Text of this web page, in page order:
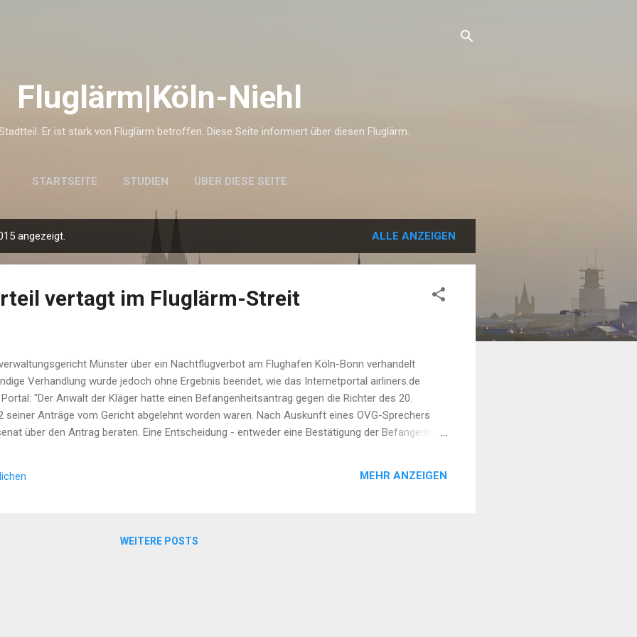
Fluglärm|Köln-Niehl
Er ist stark von Fluglärm betroffen. Diese Seite informiert über diesen Fluglärm.
STARTSEITE STUDIEN ÜBER DIESE SEITE
angezeigt. ALLE ANZEIGEN
vertagt im Fluglärm-Streit
Münster über ein Nachtflugverbot am Flughafen Köln-Bonn verhandelt
Verhandlung wurde jedoch ohne Ergebnis beendet, wie das Internetportal airliners.de
"Der Anwalt der Kläger hatte einen Befangenheitsantrag gegen die Richter des 20.
seiner Anträge vom Gericht abgelehnt worden waren. Nach Auskunft eines OVG-Sprechers
über den Antrag beraten. Eine Entscheidung - entweder eine Bestätigung der Befangenheit
MEHR ANZEIGEN
WEITERE POSTS